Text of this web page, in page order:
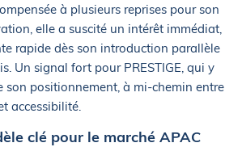
à plusieurs reprises pour son
elle a suscité un intérêt immédiat,
rapide dès son introduction parallèle
Un signal fort pour PRESTIGE, qui y
positionnement, à mi-chemin entre
accessibilité.
clé pour le marché APAC